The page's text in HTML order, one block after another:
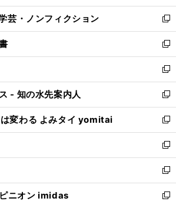
開
く
ウ
で
開
く
ン
ド
ウ
で
開
く
ウ
ィ
ン
ド
ウ
で
開
く
芸・ノンフィクション
新
し
い
ウ
ィ
ン
ド
ウ
で
開
く
新
し
い
ウ
ィ
ン
ド
ウ
で
開
く
新
し
い
ウ
ィ
ン
ド
ウ
で
開
く
- 知の水先案内人
新
し
い
ウ
ィ
ン
ド
ウ
で
変わる よみタイ yomitai
新
し
い
ウ
ィ
ン
ド
新
し
い
ウ
ィ
新
し
い
ニオン imidas
新